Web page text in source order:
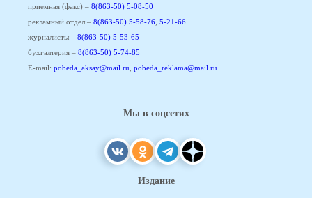
приемная (факс) – 8(863-50) 5-08-50
рекламный отдел – 8(863-50) 5-58-76 5-21-66
журналисты – 8(863-50) 5-53-65
бухгалтерия – 8(863-50) 5-74-85
E-mail: pobeda_aksay@mail.ru pobeda_reklama@mail.ru
Мы в соцсетях
Издание